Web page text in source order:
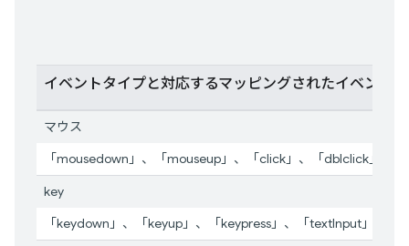
イベントタイプと対応するマッピングされたイベント
マウス
「mousedown」、「mouseup」、「click」、「dblclick」、
key
「keydown」、「keyup」、「keypress」、「textInput」